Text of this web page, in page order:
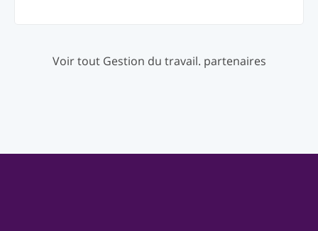
Voir tout Gestion du travail. partenaires